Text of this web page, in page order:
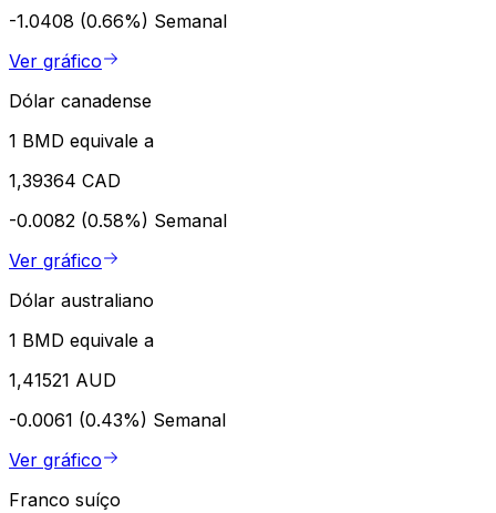
-1.0408 (0.66%) Semanal
Ver gráfico
Dólar canadense
1 BMD equivale a
1,39364 CAD
-0.0082 (0.58%) Semanal
Ver gráfico
Dólar australiano
1 BMD equivale a
1,41521 AUD
-0.0061 (0.43%) Semanal
Ver gráfico
Franco suíço